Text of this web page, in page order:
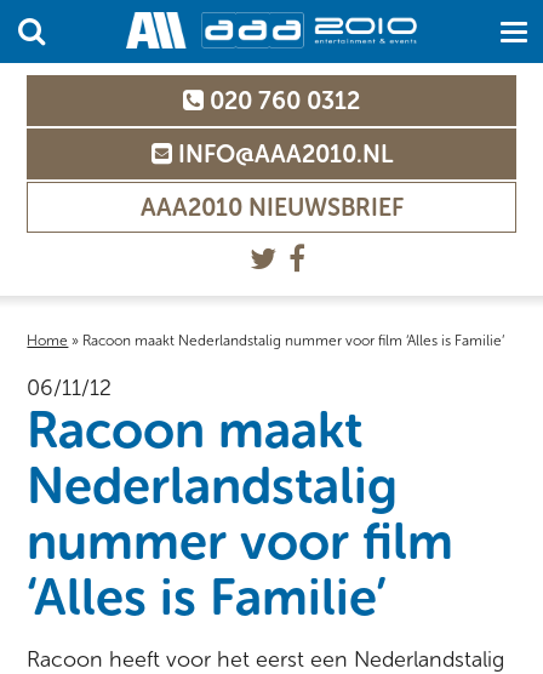
020 760 0312
INFO@AAA2010.NL
AAA2010 NIEUWSBRIEF
Home » Racoon maakt Nederlandstalig nummer voor film ‘Alles is Familie’
06/11/12
Racoon maakt
Nederlandstalig
nummer voor film
‘Alles is Familie’
Racoon heeft voor het eerst een Nederlandstalig